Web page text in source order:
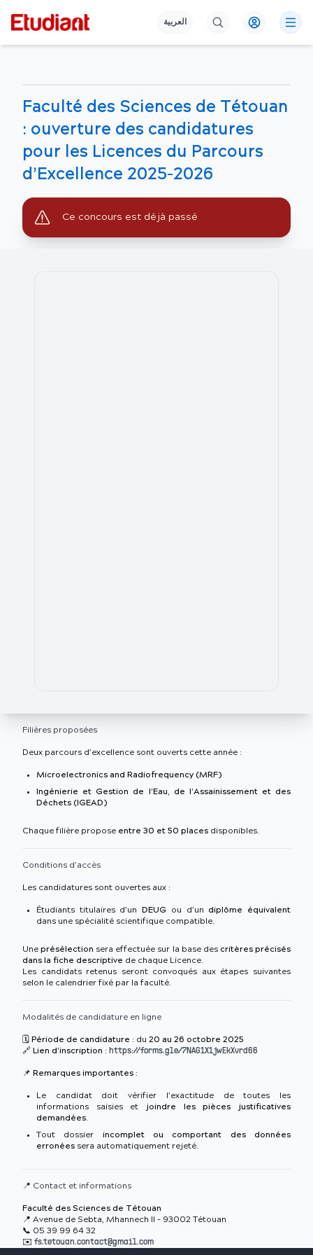
العربية
Faculté des Sciences de Tétouan
: ouverture des candidatures
pour les Licences du Parcours
d’Excellence 2025–2026
Ce concours est déjà passé
Filières proposées
Deux parcours d’excellence sont ouverts cette année :
Microelectronics and Radiofrequency (MRF)
Ingénierie et Gestion de l’Eau, de l’Assainissement et des
Déchets (IGEAD)
Chaque filière propose entre 30 et 50 places disponibles.
Conditions d’accès
Les candidatures sont ouvertes aux :
Étudiants titulaires d’unDEUG ou d’un diplôme équivalent
dans une spécialité scientifique compatible.
Uneprésélection sera effectuée sur la base des critères précisés
dans la fiche descriptive de chaque Licence.
Les candidats retenus seront convoqués aux étapes suivantes
selon le calendrier fixé par la faculté.
Modalités de candidature en ligne
🗓️ Période de candidature : du 20 au 26 octobre 2025
🔗 Lien d’inscription : https://forms.gle/7NAG1X1jwEkXvrd66
📌 Remarques importantes :
Le candidat doit vérifier l’exactitude de toutes les
informations saisies et joindre les pièces justificatives
demandées.
Tout dossier incomplet ou comportant des données
erronées sera automatiquement rejeté.
📍 Contact et informations
Faculté des Sciences de Tétouan
📍 Avenue de Sebta, Mhannech II – 93002 Tétouan
📞 05 39 99 64 32
✉️ fs.tetouan.contact@gmail.com